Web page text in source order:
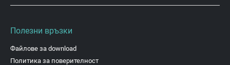
Полезни връзки
Файлове за download
Политика за поверителност